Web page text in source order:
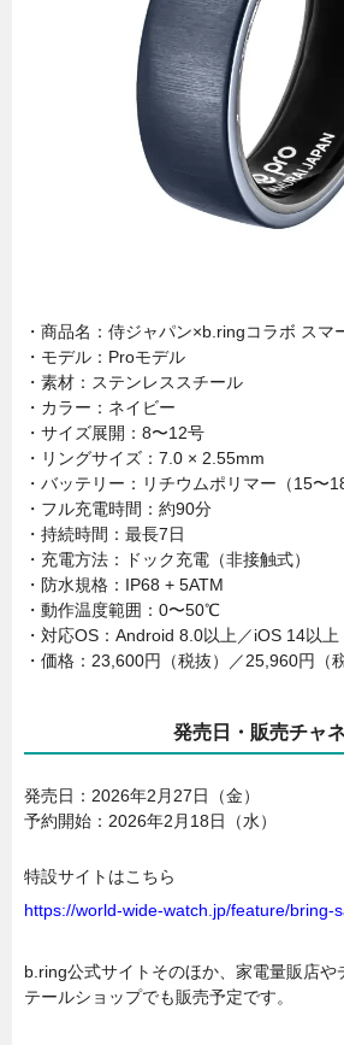
・商品名：侍ジャパン×b.ringコラボ スマ
・モデル：Proモデル
・素材：ステンレススチール
・カラー：ネイビー
・サイズ展開：8〜12号
・リングサイズ：7.0 × 2.55mm
・バッテリー：リチウムポリマー（15〜
・フル充電時間：約90分
・持続時間：最長7日
・充電方法：ドック充電（非接触式）
・防水規格：IP68 + 5ATM
・動作温度範囲：0〜50℃
・対応OS：Android 8.0以上／iOS 14以上
・価格：23,600円（税抜）／25,960円（税
発売日・販売チャ
発売日：2026年2月27日（金）
予約開始：2026年2月18日（水）
特設サイトはこちら
https://world-wide-watch.jp/feature/bring-
b.ring公式サイトそのほか、家電量販店や
テールショップでも販売予定です。